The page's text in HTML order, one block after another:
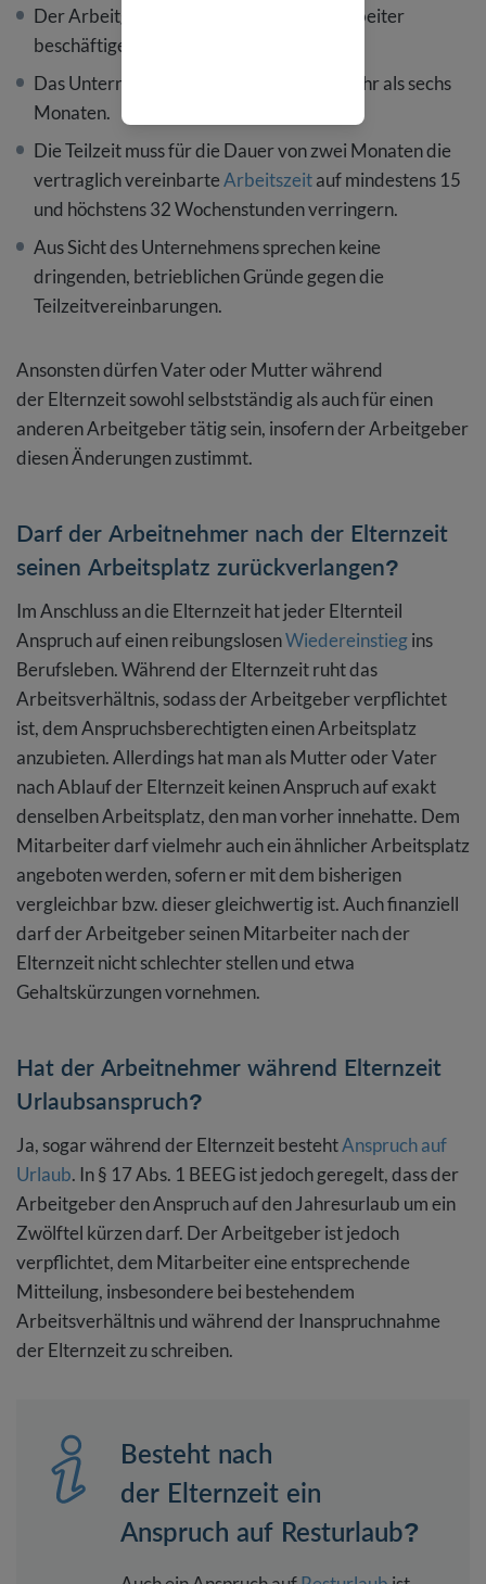
Der Arbeitgeber muss mehr als 15 Mitarbeiter
beschäftigen.
Das Unternehmen besteht bereits seit mehr als sechs
Monaten.
Die Teilzeit muss für die Dauer von zwei Monaten die
vertraglich vereinbarteArbeitszeitauf mindestens 15
und höchstens 32 Wochenstunden verringern.
Aus Sicht des Unternehmens sprechen keine
dringenden, betrieblichen Gründe gegen die
Teilzeitvereinbarungen.
Ansonsten dürfen Vater oder Mutter während
der Elternzeit sowohl selbstständig als auch für einen
anderen Arbeitgeber tätig sein, insofern der Arbeitgeber
diesen Änderungen zustimmt.
Darf der Arbeitnehmer nach der Elternzeit
seinen Arbeitsplatz zurückverlangen?
Im Anschluss an die Elternzeit hat jeder Elternteil
Anspruch auf einen reibungslosenWiedereinstiegins
Berufsleben. Während der Elternzeit ruht das
Arbeitsverhältnis, sodass der Arbeitgeber verpflichtet
ist, dem Anspruchsberechtigten einen Arbeitsplatz
anzubieten. Allerdings hat man als Mutter oder Vater
nach Ablauf der Elternzeit keinen Anspruch auf exakt
denselben Arbeitsplatz, den man vorher innehatte. Dem
Mitarbeiter darf vielmehr auch ein ähnlicher Arbeitsplatz
angeboten werden, sofern er mit dem bisherigen
vergleichbar bzw. dieser gleichwertig ist. Auch finanziell
darf der Arbeitgeber seinen Mitarbeiter nach der
Elternzeit nicht schlechter stellen und etwa
Gehaltskürzungen vornehmen.
Hat der Arbeitnehmer während Elternzeit
Urlaubsanspruch?
Ja, sogar während der Elternzeit bestehtAnspruch auf
Urlaub. In § 17 Abs. 1 BEEG ist jedoch geregelt, dass der
Arbeitgeber den Anspruch auf den Jahresurlaub um ein
Zwölftel kürzen darf. Der Arbeitgeber ist jedoch
verpflichtet, dem Mitarbeiter eine entsprechende
Mitteilung, insbesondere bei bestehendem
Arbeitsverhältnis und während der Inanspruchnahme
der Elternzeit zu schreiben.
Besteht nach
der Elternzeit ein
Anspruch auf Resturlaub?